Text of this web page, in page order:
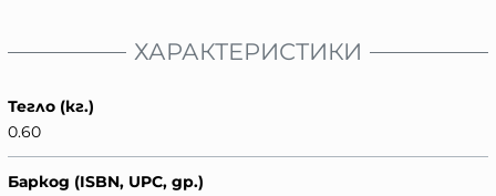
ХАРАКТЕРИСТИКИ
Тегло (кг.)
0.60
Баркод (ISBN, UPC, др.)